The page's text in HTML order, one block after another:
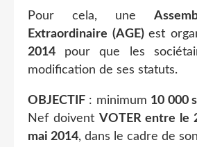
Pour cela, une
Extraordinaire (AGE)est
2014 pour que les
modification de ses statuts.
OBJECTIF : minimum 10 000
Nef doivent VOTER entre le
mai 2014, dans le cadre de